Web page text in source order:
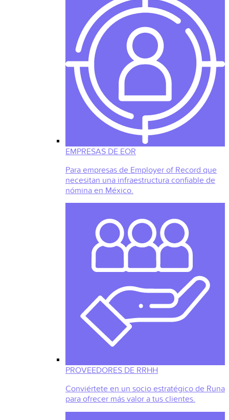
EMPRESAS DE EOR
Para empresas de Employer of Record que
necesitan una infraestructura confiable de
nómina en México.
PROVEEDORES DE RRHH
Conviértete en un socio estratégico de Runa
para ofrecer más valor a tus clientes.